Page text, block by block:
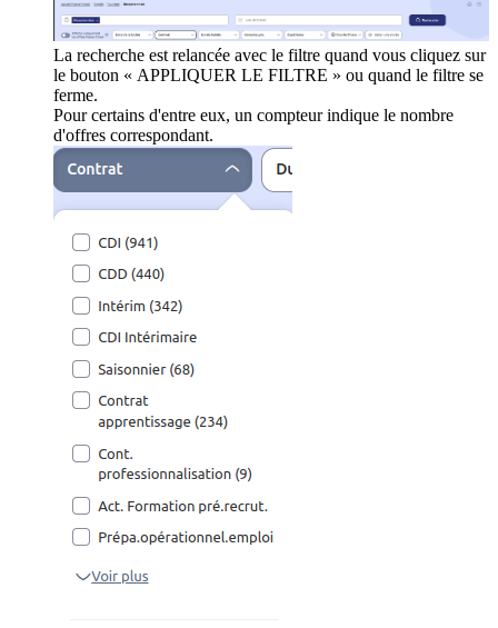
La recherche est relancée avec le filtre quand vous cliquez sur
le bouton « APPLIQUER LE FILTRE » ou quand le filtre se
ferme.
Pour certains d'entre eux, un compteur indique le nombre
d'offres correspondant.